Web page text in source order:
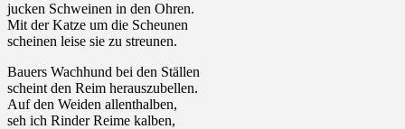
jucken Schweinen in den Ohren.
Mit der Katze um die Scheunen
scheinen leise sie zu streunen.
Bauers Wachhund bei den Ställen
scheint den Reim herauszubellen.
Auf den Weiden allenthalben,
seh ich Rinder Reime kalben,